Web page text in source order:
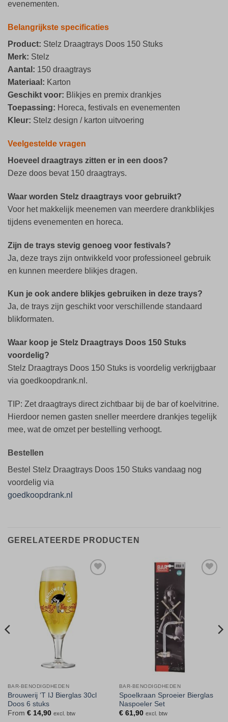
evenementen.
Belangrijkste specificaties
Product: Stelz Draagtrays Doos 150 Stuks
Merk: Stelz
Aantal: 150 draagtrays
Materiaal: Karton
Geschikt voor: Blikjes en premix drankjes
Toepassing: Horeca, festivals en evenementen
Kleur: Stelz design / karton uitvoering
Veelgestelde vragen
Hoeveel draagtrays zitten er in een doos?
Deze doos bevat 150 draagtrays.
Waar worden Stelz draagtrays voor gebruikt?
Voor het makkelijk meenemen van meerdere drankblikjes
tijdens evenementen en horeca.
Zijn de trays stevig genoeg voor festivals?
Ja, deze trays zijn ontwikkeld voor professioneel gebruik
en kunnen meerdere blikjes dragen.
Kun je ook andere blikjes gebruiken in deze trays?
Ja, de trays zijn geschikt voor verschillende standaard
blikformaten.
Waar koop je Stelz Draagtrays Doos 150 Stuks
voordelig?
Stelz Draagtrays Doos 150 Stuks is voordelig verkrijgbaar
via goedkoopdrank.nl.
TIP: Zet draagtrays direct zichtbaar bij de bar of koelvitrine.
Hierdoor nemen gasten sneller meerdere drankjes tegelijk
mee, wat de omzet per bestelling verhoogt.
Bestellen
Bestel Stelz Draagtrays Doos 150 Stuks vandaag nog
voordelig via
goedkoopdrank.nl
GERELATEERDE PRODUCTEN
Toevoegen
BAR-BENODIGDHEDEN
Brouwerij ‘T IJ Bierglas 30cl
Doos 6 stuks
From €14,90 excl. btw
BAR-BENODIGDHEDEN
Spoelkraan Sproeier Bierglas
Naspoeler Set
€61,90 excl. btw